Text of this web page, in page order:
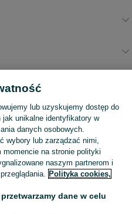
czyszczrk do cebuli
Sprzedaż sprzętu i wyposażenia dla firm Toruń ▶️ maszyny, biuro i inne ✅ Nowe i używane w atrakcyjnych cenach ✌ Sprawdź oferty na OLX.pl!
lub uzyskujemy dostęp do
unikalne identyfikatory w
danych osobowych.
wybory lub zarządzać nimi,
momencie na stronie polityki
naszym partnerom i
Polityka cookies,
dane w celu